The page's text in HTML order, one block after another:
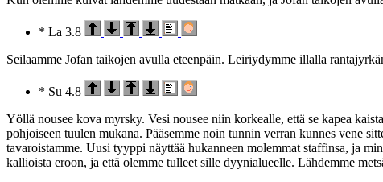
* La 3.8
Seilaamme Jofan taikojen avulla eteenpäin. Leiriydymme illalla
* Su 4.8
Yöllä nousee kova myrsky. Vesi nousee niin korkealle, että se kapea
pohjoiseen tuulen mukana. Pääsemme noin tunnin verran kunnes vene
tavaroistamme. Uusi tyyppi näyttää hukanneen molemmat staffinsa, ja
kallioista eroon, ja että olemme tulleet sille dyynialueelle. Lähdemme